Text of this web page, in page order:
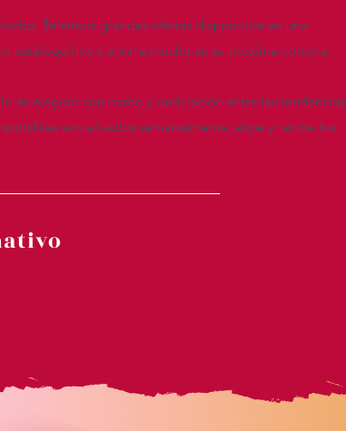
Tenemos grandes ofertas disponibles en una
catálogo hoy y ahorre mucho en su próxima compra.
es elegido con mimo y dedicación entre las tendencias
actualizados semanalmente, elige y recibe tus